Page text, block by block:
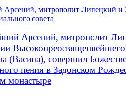
митрополит Липецкий и
совета
Арсений, митрополит
Высокопреосвященнейшего
(Васина), совершил
пения в Задонском
монастыре